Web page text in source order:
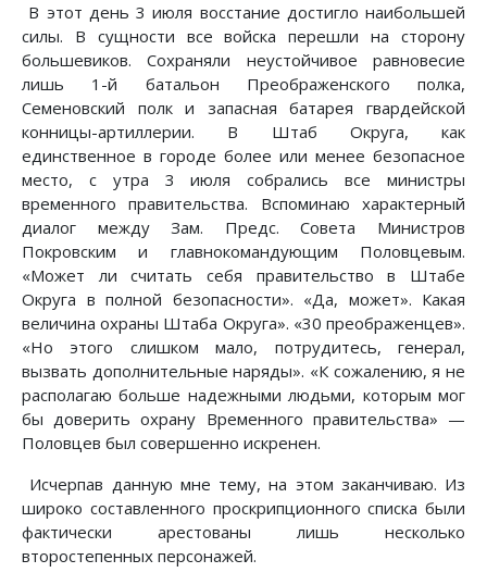
В этот день 3 июля восстание достигло наибольшей
силы. В сущности все войска перешли на сторону
большевиков. Сохраняли неустойчивое равновесие
лишь 1-й батальон Преображенского полка,
Семеновский полк и запасная батарея гвардейской
конницы-артиллерии. В Штаб Округа, как
единственное в городе более или менее безопасное
место, с утра 3 июля собрались все министры
временного правительства. Вспоминаю характерный
диалог между Зам. Предс. Совета Министров
Покровским и главнокомандующим Половцевым.
«Может ли считать себя правительство в Штабе
Округа в полной безопасности». «Да, может». Какая
величина охраны Штаба Округа». «30 преображенцев».
«Но этого слишком мало, потрудитесь, генерал,
вызвать дополнительные наряды». «К сожалению, я не
располагаю больше надежными людьми, которым мог
бы доверить охрану Временного правительства» —
Половцев был совершенно искренен.
Исчерпав данную мне тему, на этом заканчиваю. Из
широко составленного проскрипционного списка были
фактически арестованы лишь несколько
второстепенных персонажей.